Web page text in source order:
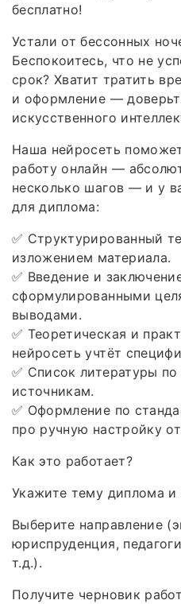
бесплатно!
Устали от бессонных
Беспокоитесь, что не
срок? Хватит тратить
и оформление —
искусственного
Наша нейросеть
работу онлайн —
несколько шагов — и у
для диплома:
✅ Структурированный
изложением материала.
✅ Введение и
сформулированными
выводами.
✅ Теоретическая и
нейросеть учтёт
✅ Список литературы
источникам.
✅ Оформление по
про ручную настройку
Как это работает?
Укажите тему диплома и
Выберите направление
юриспруденция,
т.д.).
Получите черновик